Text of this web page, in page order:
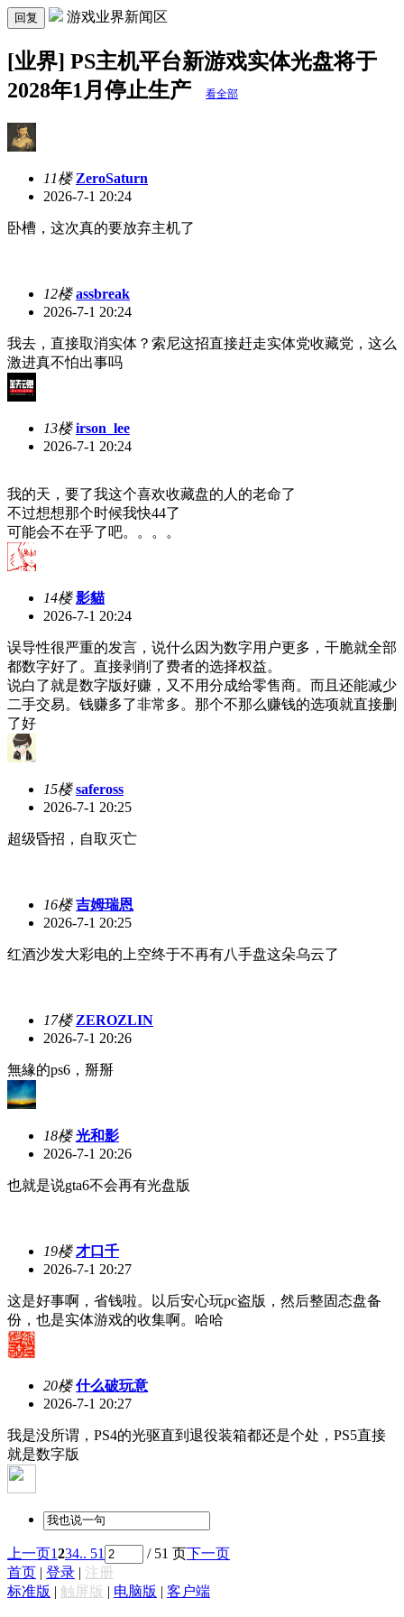
回复 游戏业界新闻区
[业界] PS主机平台新游戏实体光盘将于
2028年1月停止生产
看全部
11楼 ZeroSaturn
2026-7-1 20:24
卧槽，这次真的要放弃主机了
12楼 assbreak
2026-7-1 20:24
我去，直接取消实体？索尼这招直接赶走实体党收藏党，这么
激进真不怕出事吗
13楼 irson_lee
2026-7-1 20:24
我的天，要了我这个喜欢收藏盘的人的老命了
不过想想那个时候我快44了
可能会不在乎了吧。。。。
14楼 影貓
2026-7-1 20:24
误导性很严重的发言，说什么因为数字用户更多，干脆就全部
都数字好了。直接剥削了费者的选择权益。
说白了就是数字版好赚，又不用分成给零售商。而且还能减少
二手交易。钱赚多了非常多。那个不那么赚钱的选项就直接删
了好
15楼 safeross
2026-7-1 20:25
超级昏招，自取灭亡
16楼 吉姆瑞恩
2026-7-1 20:25
红酒沙发大彩电的上空终于不再有八手盘这朵乌云了
17楼 ZEROZLIN
2026-7-1 20:26
無緣的ps6，掰掰
18楼 光和影
2026-7-1 20:26
也就是说gta6不会再有光盘版
19楼 才口千
2026-7-1 20:27
这是好事啊，省钱啦。以后安心玩pc盗版，然后整固态盘备
份，也是实体游戏的收集啊。哈哈
20楼 什么破玩意
2026-7-1 20:27
我是没所谓，PS4的光驱直到退役装箱都还是个处，PS5直接
就是数字版
上一页1234.. 51 / 51 页下一页
首页 | 登录 | 注册
标准版 | 触屏版 | 电脑版 | 客户端